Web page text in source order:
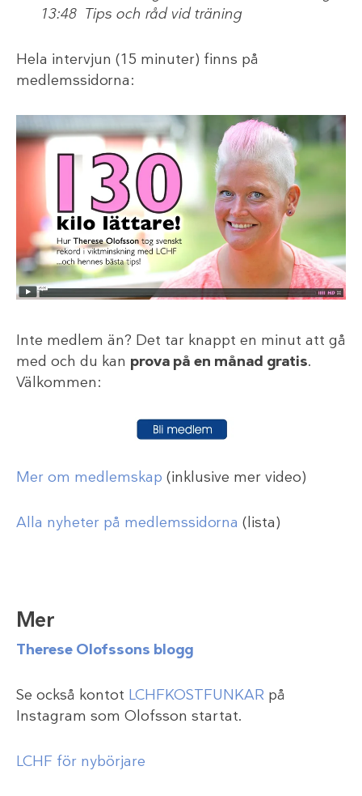
13:48 Tips och råd vid träning
Hela intervjun (15 minuter) finns på
medlemssidorna:
Inte medlem än? Det tar knappt en minut att gå
med och du kan prova på en månad gratis.
Välkommen:
Mer om medlemskap (inklusive mer video)
Alla nyheter på medlemssidorna (lista)
Mer
Therese Olofssons blogg
Se också kontot LCHFKOSTFUNKAR på
Instagram som Olofsson startat.
LCHF för nybörjare